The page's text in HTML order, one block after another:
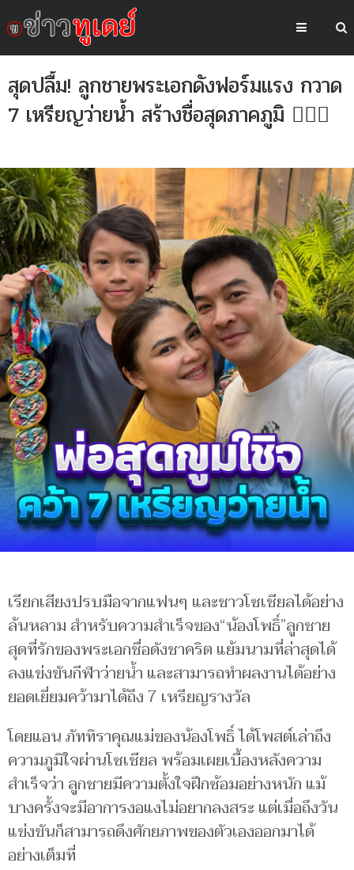
สุดปลื้ม! ลูกชายพระเอกดังฟอร์มแรง กวาด
7 เหรียญว่ายน้ำ สร้างชื่อสุดภาคภูมิ 🏊‍♂️🥇
เรียกเสียงปรบมือจากแฟนๆ และชาวโซเชียลได้อย่าง
ล้นหลาม สำหรับความสำเร็จของ“น้องโพธิ์”ลูกชาย
สุดที่รักของพระเอกชื่อดังชาคริต แย้มนามที่ล่าสุดได้
ลงแข่งขันกีฬาว่ายน้ำ และสามารถทำผลงานได้อย่าง
ยอดเยี่ยมคว้ามาได้ถึง 7 เหรียญรางวัล
โดยแอน ภัททิราคุณแม่ของน้องโพธิ์ ได้โพสต์เล่าถึง
ความภูมิใจผ่านโซเชียล พร้อมเผยเบื้องหลังความ
สำเร็จว่า ลูกชายมีความตั้งใจฝึกซ้อมอย่างหนัก แม้
บางครั้งจะมีอาการงอแงไม่อยากลงสระ แต่เมื่อถึงวัน
แข่งขันก็สามารถดึงศักยภาพของตัวเองออกมาได้
อย่างเต็มที่